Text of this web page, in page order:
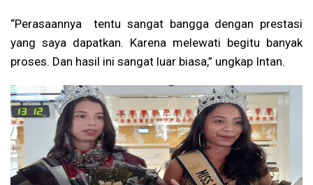
“Perasaannya tentu sangat bangga dengan prestasi
yang saya dapatkan. Karena melewati begitu banyak
proses. Dan hasil ini sangat luar biasa,” ungkap Intan.